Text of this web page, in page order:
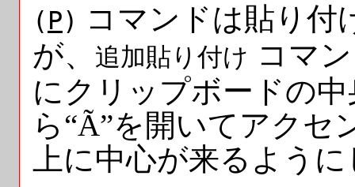
( P) コマンドは貼り付
が、
追加貼り付け コマ
にクリップボードの
ら“Ã”を開いてアクセ
上に中心が来るよう